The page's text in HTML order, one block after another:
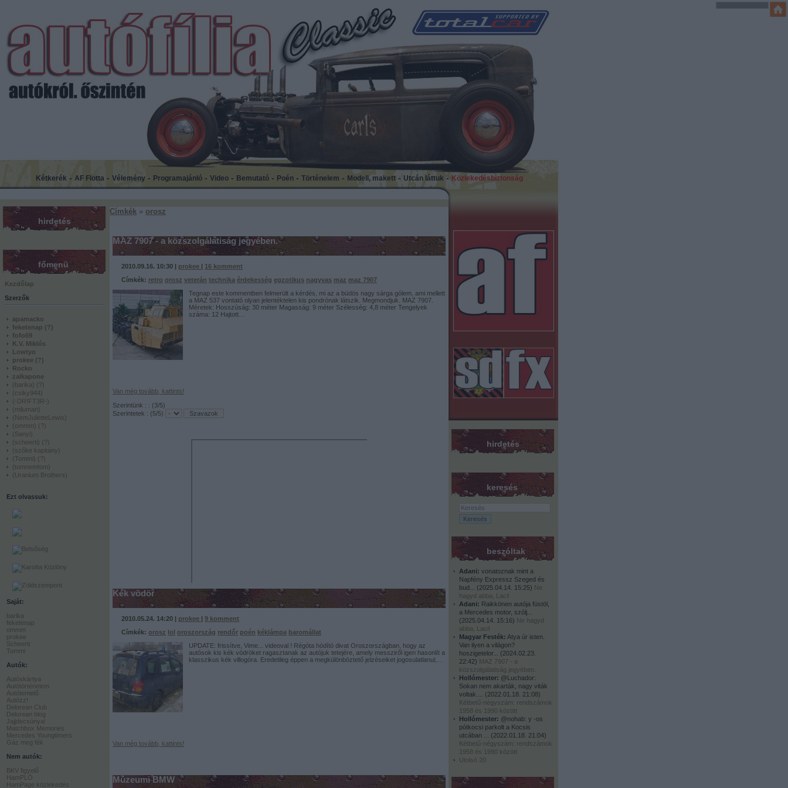
Kétkerék - AF Flotta - Vélemény- Programajánló- Video- Bemutató- Poén- Történelem - Modell, makett- Utcán láttuk - Közlekedésbiztonság
hirdetés
főmenü
Kezdőlap
Szerzők
apamacko
feketenap (?)
fofo69
K.V. Miklós
Lowtyo
prokee (?)
Rocko
zalkapone
(barika) (?)
(csiky944)
(-DR!FT3R-)
(miluman)
(NemJulietteLewis)
(ommm) (?)
(Sanyi)
(scheerti) (?)
(szőke kapitány)
(Tommi) (?)
(tomnemtom)
(Uranium Brothers)
Ezt olvassuk:
Saját:
barika
feketenap
ommm
prokee
Scheerti
Tommi
Autók:
Autóskártya
Autótörténelem
Autótemető
Autózz!
Delorean Club
Delorean blog
Jajjdecsúnya!
Matchbox Memories
Mercedes Youngtimers
Gáz meg fék
Nem autók:
BKV figyelő
HamPLÓ
HamPage közlekedés
hirdetés
keresés
beszóltak
Adani: vonatoznak mint a
Napfény Expressz Szeged és
bud... (2025.04.14. 15:25) Ne
hagyd abba, Laci!
Adani: Raikkönen autója füstöl,
a Mercedes motor, szólj...
(2025.04.14. 15:16) Ne hagyd
abba, Laci!
Magyar Festék: Atya úr isten.
Van ilyen a világon?
hoszigetelor... (2024.02.23.
22:42) MAZ 7907 - a
közszolgálatiság jegyében.
Hollómester: @Luchador:
Sokan nem akarták, nagy viták
voltak.... (2022.01.18. 21:08)
Kétbetű-négyszám: rendszámok
1958 és 1990 között
Hollómester: @nohab: y -os
pótkocsi parkolt a Kocsis
utcában ... (2022.01.18. 21:04)
Kétbetű-négyszám: rendszámok
1958 és 1990 között
Utolsó 20
Címkék » orosz
MAZ 7907 - a közszolgálatiság jegyében.
2010.09.16. 10:30 | prokee | 16 komment
Címkék: retro orosz veterán technika érdekesség egzotikus nagyvas maz maz 7907
Tegnap este kommentben felmerült a kérdés, mi az a büdös nagy sárga gólem, ami mellett
a MAZ 537 vontató olyan jelentéktelen kis pondrónak látszik. Megmondjuk. MAZ 7907.
Méretek: Hosszúság: 30 méter Magasság: 9 méter Szélesség: 4,8 méter Tengelyek
száma: 12 Hajtott…
Van még tovább, kattints!
Szerintünk : : (3/5)
Szerintetek : (5/5)
Kék vödör
2010.05.24. 14:20 | prokee | 9 komment
Címkék: orosz lol oroszország rendőr poén kéklámpa baromállat
UPDATE: frissítve, Vime... videoval ! Régóta hódító divat Oroszországban, hogy az
autósok kis kék vödröket ragasztanak az autójuk tetejére, amely messziről igen hasonlít a
klasszikus kék villogóra. Eredetileg éppen a megkülönböztető jelzéseiket jogosulatlanul,…
Van még tovább, kattints!
Múzeumi BMW